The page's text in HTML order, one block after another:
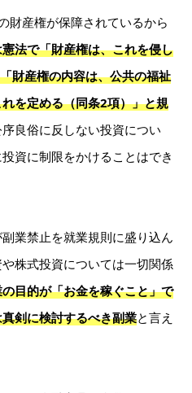
財産権が保障されているから
法で「財産権は、これを侵し
財産権の内容は、公共の福祉
を定める（同条2項）」と規
良俗に反しない投資につい
資に制限をかけることはでき
業禁止を就業規則に盛り込ん
株式投資については一切関係
目的が「お金を稼ぐこと」で
剣に検討するべき副業と言え